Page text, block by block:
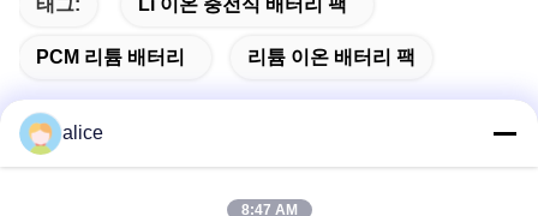
태그: Li 이온 충전식 배터리 팩
PCM 리튬 배터리 리튬 이온 배터리 팩
alice
8:47 AM